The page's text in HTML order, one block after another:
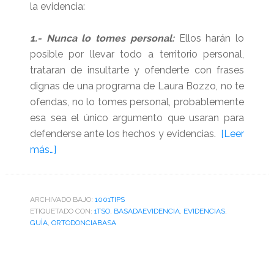
la evidencia:
1.- Nunca lo tomes personal:Ellos harán lo
posible por llevar todo a territorio personal,
trataran de insultarte y ofenderte con frases
dignas de una programa de Laura Bozzo, no te
ofendas, no lo tomes personal, probablemente
esa sea el único argumento que usaran para
defenderse ante los hechos y evidencias. [Leer
más…]acerca
de
Orthohacker
para
ARCHIVADO BAJO: 1001TIPS
ETIQUETADO CON: 1TSO, BASADAEVIDENCIA, EVIDENCIAS,
GUÌA, ORTODONCIABASA